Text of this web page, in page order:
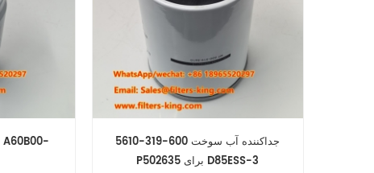
جداکننده آب سوخت 600-319-5610
P502635 برای D85ESS-3